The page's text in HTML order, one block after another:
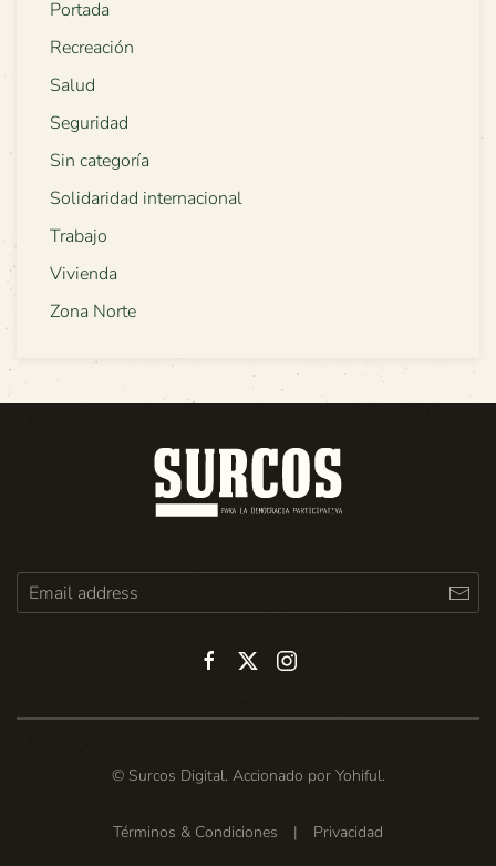
Portada
Recreación
Salud
Seguridad
Sin categoría
Solidaridad internacional
Trabajo
Vivienda
Zona Norte
© Surcos Digital. Accionado por Yohiful.
Términos & Condiciones | Privacidad